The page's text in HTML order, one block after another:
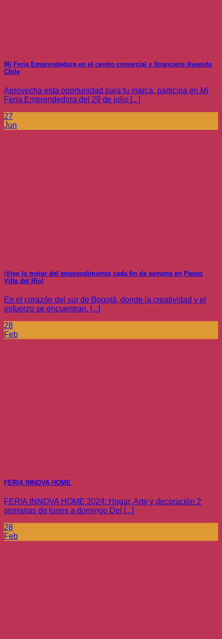
Mi Feria Emprendedora en el centro comercial y financiero Avenida
Chile
Aprovecha esta oportunidad para tu marca, participa en Mi
Feria Emprendedora del 29 de julio [...]
27
Jun
¡Vive lo mejor del emprendimiento cada fin de semana en Paseo
Villa del Río!
En el corazón del sur de Bogotá, donde la creatividad y el
esfuerzo se encuentran, [...]
28
Feb
FERIA INNOVA HOME
FERIA INNOVA HOME 2024: Hogar, Arte y decoración 2
semanas de lunes a domingo Del [...]
28
Feb